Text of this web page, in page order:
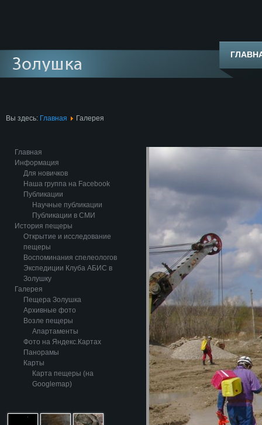
Вы здесь: Главная Галерея
Главная
Информация
Для новичков
Наша группа на Facebook
Публикации
Научные публикации
Публикации в СМИ
История пещеры
Открытие и исследование
пещеры
Воспоминания спелеологов
Экспедиции Клуба АБИС в
Золушку
Галерея
Пещера Золушка
Архивные фото
Возле пещеры
Апартаменты
Фото на Яндекс.Картах
Панорамы
Карты
Карта пещеры (на
Googlemap)